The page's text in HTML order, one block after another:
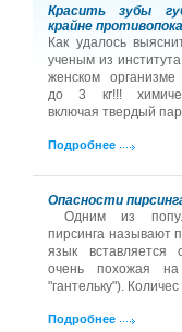
Красить зубы
крайне
Как удалось
ученым из
женском организме
до 3 кг!!!
включая твердый
Подробнее
Опасности
Одним из
пирсинга называют
язык вставляется
очень похожая
"гантельку"). Количес
Подробнее